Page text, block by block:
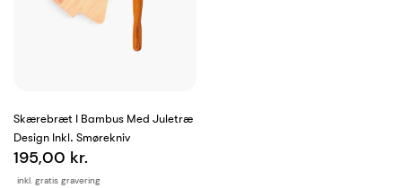
Skærebræt I Bambus Med Juletræ
Design Inkl. Smørekniv
inkl. gratis gravering
195,00 kr.